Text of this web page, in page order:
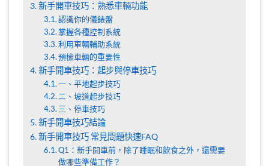
新手開車技巧：熟悉車輛功能
認識你的儀錶盤
掌握各種控制系統
利用車輛輔助系統
預檢車輛的重要性
新手開車技巧：起步與停車技巧
一、平地起步技巧
二、坡道起步技巧
三、停車技巧
新手開車技巧結論
新手開車技巧 常見問題快速FAQ
Q1：新手開車前，除了睡眠和飲食之外，還需要
做哪些準備工作？